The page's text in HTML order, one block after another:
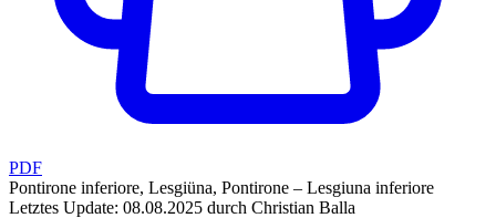
PDF
Pontirone inferiore, Lesgiüna, Pontirone – Lesgiuna inferiore
Letztes Update: 08.08.2025 durch Christian Balla